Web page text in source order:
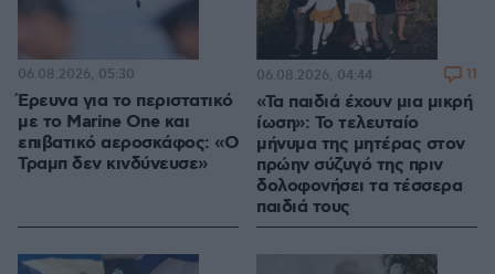
Έρευνα για το περιστατικό
με το Marine One και
επιβατικό αεροσκάφος: «Ο
Τραμπ δεν κινδύνευσε»
06.08.2026, 05:30
«Τα παιδιά έχουν μια μικρή
ίωση»: Το τελευταίο
μήνυμα της μητέρας στον
πρώην σύζυγό της πριν
δολοφονήσει τα τέσσερα
παιδιά τους
06.08.2026, 04:44 11